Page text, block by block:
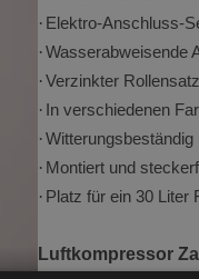
· Elektro-Anschluss-
·Wasserabweisende
·Verzinkter
· In verschiedenen
·Witterungsbeständig
· Montiert und
· Platz für ein 30 Liter
Luftkompressor